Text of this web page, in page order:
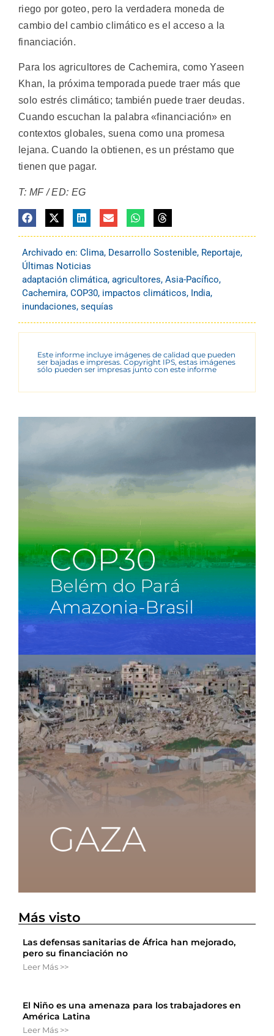
riego por goteo, pero la verdadera moneda de
cambio del cambio climático es el acceso a la
financiación.
Para los agricultores de Cachemira, como Yaseen
Khan, la próxima temporada puede traer más que
solo estrés climático; también puede traer deudas.
Cuando escuchan la palabra «financiación» en
contextos globales, suena como una promesa
lejana. Cuando la obtienen, es un préstamo que
tienen que pagar.
T: MF / ED: EG
Archivado en: Clima, Desarrollo Sostenible, Reportaje,
Últimas Noticias
adaptación climática, agricultores, Asia-Pacífico,
Cachemira, COP30, impactos climáticos, India,
inundaciones, sequías
Este informe incluye imágenes de calidad que pueden
ser bajadas e impresas. Copyright IPS, estas imágenes
sólo pueden ser impresas junto con este informe
Más visto
Las defensas sanitarias de África han mejorado,
pero su financiación no
Leer Más >>
El Niño es una amenaza para los trabajadores en
América Latina
Leer Más >>